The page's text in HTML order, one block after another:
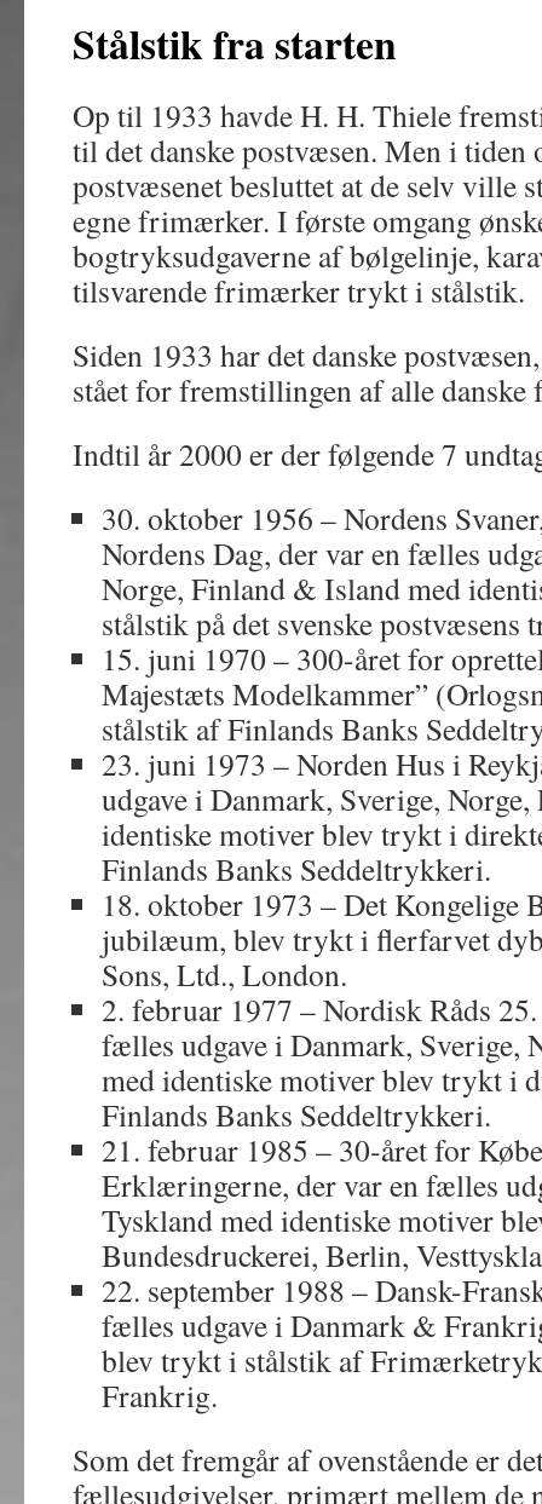
Stålstik fra starten
Op til 1933 havde H. H. Thiele
til det danske postvæsen. Men i tiden
postvæsenet besluttet at de selv ville
egne frimærker. I første omgang
bogtryksudgaverne af bølgelinje,
tilsvarende frimærker trykt i stålstik.
Siden 1933 har det danske
stået for fremstillingen af alle
Indtil år 2000 er der følgende 7
30. oktober 1956 – Nordens
Nordens Dag, der var en fælles
Norge, Finland & Island med
stålstik på det svenske postvæsens
15. juni 1970 – 300-året for
Majestæts Modelkammer”
stålstik af Finlands Banks
23. juni 1973 – Norden Hus i
udgave i Danmark, Sverige,
identiske motiver blev trykt i
Finlands Banks Seddeltrykkeri.
18. oktober 1973 – Det Kongelige
jubilæum, blev trykt i flerfarvet
Sons, Ltd., London.
2. februar 1977 – Nordisk Råds
fælles udgave i Danmark, Sverige,
med identiske motiver blev trykt i
Finlands Banks Seddeltrykkeri.
21. februar 1985 – 30-året for
Erklæringerne, der var en fælles
Tyskland med identiske motiver
Bundesdruckerei, Berlin,
22. september 1988 – Dansk-
fælles udgave i Danmark &
blev trykt i stålstik af
Frankrig.
Som det fremgår af ovenstående er
fællesudgivelser, primært mellem de